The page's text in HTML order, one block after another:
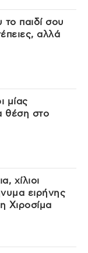
το παιδί σου
αλλά
μίας
θέση στο
χίλιοι
ειρήνης
Χιροσίμα